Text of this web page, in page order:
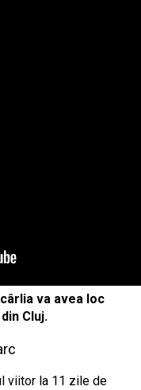
va avea loc
Cluj.
viitor la 11 zile de